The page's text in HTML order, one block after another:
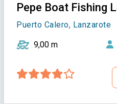
Pepe Boat Fishing
Puerto Calero, Lanzarote
9,00 m